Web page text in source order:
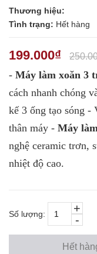
Thương hiệu:
Tình trạng: Hết hàng
199.000₫
- Máy làm xoăn 3
cách nhanh chóng
kế 3 ống tạo sóng
thân máy - Máy
nghệ ceramic trơn,
nhiệt độ cao.
Số lượng: -
+
Hết